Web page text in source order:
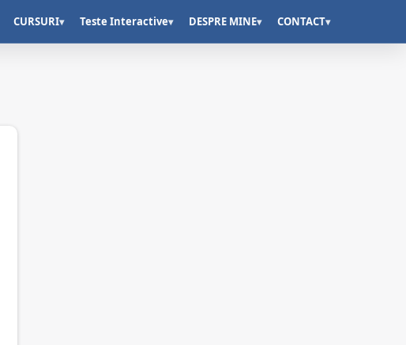
CURSURI▾ Teste Interactive▾ DESPRE MINE▾ CONTACT▾